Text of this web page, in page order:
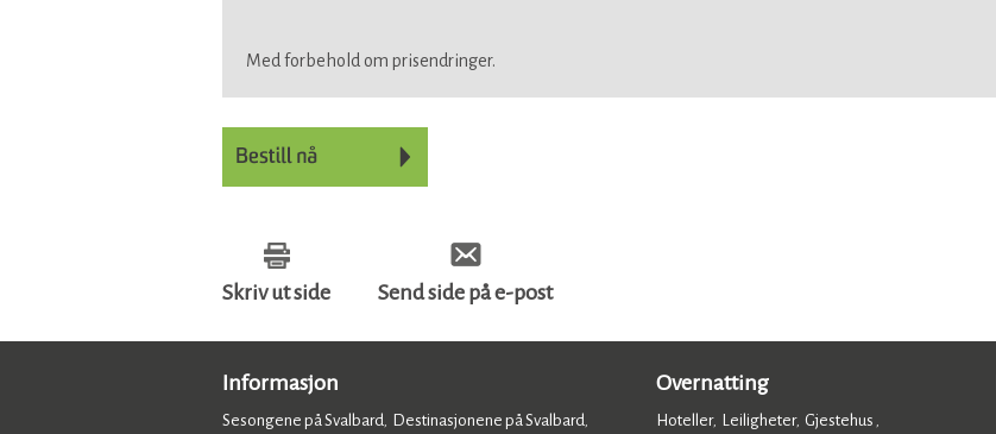
Med forbehold om prisendringer.
Skriv ut side Send side på e-post
Informasjon
Sesongene på Svalbard, Destinasjonene på Svalbard,
Overnatting
Hoteller, Leiligheter, Gjestehus ,